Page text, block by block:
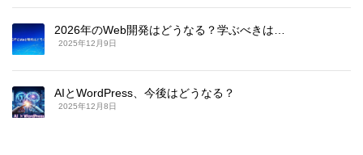
2026年のWeb開発はどうなる？学ぶべきは…
2025年12月9日
AIとWordPress、今後はどうなる？
2025年12月8日